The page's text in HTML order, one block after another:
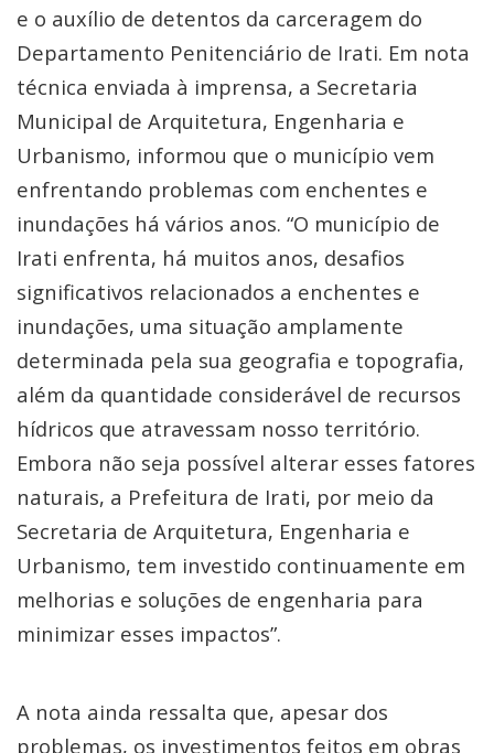
e o auxílio de detentos da carceragem do
Departamento Penitenciário de Irati. Em nota
técnica enviada à imprensa, a Secretaria
Municipal de Arquitetura, Engenharia e
Urbanismo, informou que o município vem
enfrentando problemas com enchentes e
inundações há vários anos. “O município de
Irati enfrenta, há muitos anos, desafios
significativos relacionados a enchentes e
inundações, uma situação amplamente
determinada pela sua geografia e topografia,
além da quantidade considerável de recursos
hídricos que atravessam nosso território.
Embora não seja possível alterar esses fatores
naturais, a Prefeitura de Irati, por meio da
Secretaria de Arquitetura, Engenharia e
Urbanismo, tem investido continuamente em
melhorias e soluções de engenharia para
minimizar esses impactos”.
A nota ainda ressalta que, apesar dos
problemas, os investimentos feitos em obras